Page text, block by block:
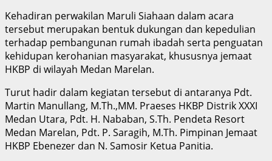
Kehadiran perwakilan Maruli Siahaan dalam acara
tersebut merupakan bentuk dukungan dan kepedulian
terhadap pembangunan rumah ibadah serta penguatan
kehidupan kerohanian masyarakat, khususnya jemaat
HKBP di wilayah Medan Marelan.
Turut hadir dalam kegiatan tersebut di antaranya Pdt.
Martin Manullang, M.Th.,MM. Praeses HKBP Distrik XXXI
Medan Utara, Pdt. H. Nababan, S.Th. Pendeta Resort
Medan Marelan, Pdt. P. Saragih, M.Th. Pimpinan Jemaat
HKBP Ebenezer dan N. Samosir Ketua Panitia.